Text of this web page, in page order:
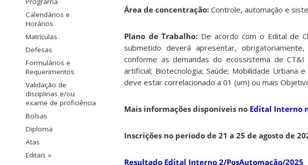
Calendários e
Horários
Matrículas
Defesas
Formulários e
Requerimentos
Validação de
disciplinas e/ou
exame de proficiência
Bolsas
Diploma
Atas
Editais »
Área de concentração: Controle, automação e
Plano de Trabalho: De acordo com o Edital de
submetido deverá apresentar,
conforme as demandas do ecossistema de
artificial; Biotecnologia; Saúde; Mobilidade Urbana
deve estar correlacionado a 01 (um) ou mais
Mais informações disponíveis no Edital Interno
Inscrições no período de 21 a 25 de agosto de
Resultado Edital Interno 2/PosAutomação/2025